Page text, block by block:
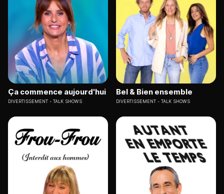
Ça commence aujourd'hui
DIVERTISSEMENT TALK SHOWS
Bel & Bien ensemble
DIVERTISSEMENT TALK SHOWS